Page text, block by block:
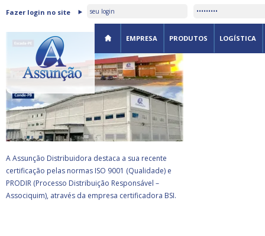
Fazer login no site
EMPRESA PRODUTOS LOGÍSTICA
ASSUNÇÃO DISTRIBUIDORA É
CERTIFICADA PELA BSI
A Assunção Distribuidora destaca a sua recente
certificação pelas normas ISO 9001 (Qualidade) e
PRODIR (Processo Distribuição Responsável –
Associquim), através da empresa certificadora BSI.